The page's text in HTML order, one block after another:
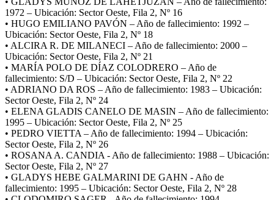
1972 – Ubicación: Sector Oeste, Fila 2, Nº 16
• HUGO EMILIANO PAVÓN – Año de fallecimiento: 1992 –
Ubicación: Sector Oeste, Fila 2, Nº 18
• ALCIRA R. DE MILANECI – Año de fallecimiento: 2000 –
Ubicación: Sector Oeste, Fila 2, Nº 21
• MARÍA POLO DE DÍAZ COLODRERO – Año de
fallecimiento: S/D – Ubicación: Sector Oeste, Fila 2, Nº 22
• ADRIANO DA ROS – Año de fallecimiento: 1983 – Ubicación:
Sector Oeste, Fila 2, Nº 24
• ELENA GLADIS CANELO DE MASIN – Año de fallecimiento:
1995 – Ubicación: Sector Oeste, Fila 2, Nº 25
• PEDRO VIETTA – Año de fallecimiento: 1994 – Ubicación:
Sector Oeste, Fila 2, Nº 26
• ROSANA A. CANDIA - Año de fallecimiento: 1988 – Ubicación:
Sector Oeste, Fila 2, Nº 27
• GLADYS HEBE GALMARINI DE GAHN - Año de
fallecimiento: 1995 – Ubicación: Sector Oeste, Fila 2, Nº 28